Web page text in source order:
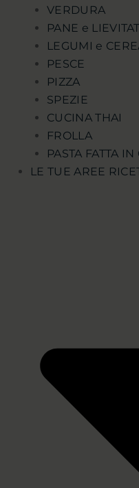
VERDURA
PANE e
LEGUMI e
PESCE
PIZZA
SPEZIE
CUCINA THAI
FROLLA
PASTA FATTA IN
LE TUE AREE